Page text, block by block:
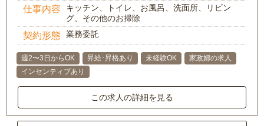
仕事内容
キッチン、トイレ、お風呂、洗面所、リビン
グ、その他のお掃除
契約形態 業務委託
週2〜3日からOK 昇給･昇格あり 未経験OK
家政婦の求人
インセンティブあり
この求人の詳細を見る